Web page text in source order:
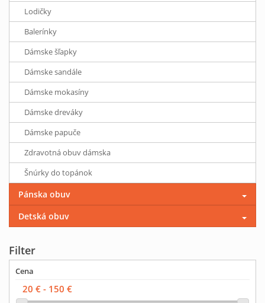
Lodičky
Balerínky
Dámske šľapky
Dámske sandále
Dámske mokasíny
Dámske dreváky
Dámske papuče
Zdravotná obuv dámska
Šnúrky do topánok
Pánska obuv
Detská obuv
Filter
Cena